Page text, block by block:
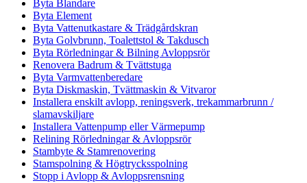
Byta Blandare
Byta Element
Byta Vattenutkastare & Trädgårdskran
Byta Golvbrunn, Toalettstol & Takdusch
Byta Rörledningar & Bilning Avloppsrör
Renovera Badrum & Tvättstuga
Byta Varmvattenberedare
Byta Diskmaskin, Tvättmaskin & Vitvaror
Installera enskilt avlopp, reningsverk, trekammarbrunn /
slamavskiljare
Installera Vattenpump eller Värmepump
Relining Rörledningar & Avloppsrör
Stambyte & Stamrenovering
Stamspolning & Högtrycksspolning
Stopp i Avlopp & Avloppsrensning